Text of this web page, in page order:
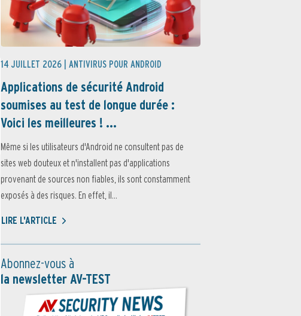
14 JUILLET 2026 | ANTIVIRUS POUR ANDROID
Applications de sécurité Android
soumises au test de longue durée :
Voici les meilleures ! ...
Même si les utilisateurs d'Android ne consultent pas de
sites web douteux et n'installent pas d'applications
provenant de sources non fiables, ils sont constamment
exposés à des risques. En effet, il...
LIRE L'ARTICLE
Abonnez-vous à
la newsletter AV-TEST